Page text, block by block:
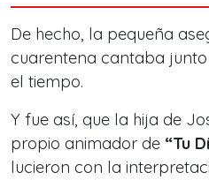
De hecho, la pequeña
cuarentena cantaba
el tiempo.
Y fue así, que la hija de
propio animador de “Tu
lucieron con la